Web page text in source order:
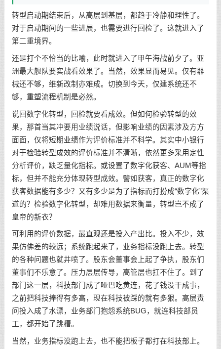
转型启动期结束后，从高层到基层，都趋于冷静和理性了。
对于启动期间的一些进展，也需要进行回检了。这就进入了
第二重境界。
还是打个不恰当的比喻，此时就进入了甲午海战前夕了。亚
洲最大舰队要实战看效果了。当然，效果显而易见。仅有器
械还不够，维新改制亦难成。切换到今天，仅建系统还不
够，重塑流程机制是必然。
说回数字化转型，回检就要看成效。但如何检验转型的效
果，那首当其冲要用业绩说话，但影响业绩的因素涉及方方
面面，仅将短期业绩作为评价标准并不科学。其实中小银行
对于检验转型成效的评价标准并不清晰，依然更多采用定性
分析评价，缺乏量化指标。或设置了数字化获客、AUM等指
标，但并不能充分体现转型成效。譬如获客，真正的数字化
获客数据能有多少？又有多少是为了指标而打扮成“数字化”渠
道的？检验数字化转型，却难用数据来衡量，转型岂不成了
皇帝的新衣？
可利用的评价数据，最直观还是投入产出比。投入不少，效
果仿佛差的较远；系统跑起来了，业务指标没跑上去。转型
的各种问题也就井喷了。股东会董事会上起了争执，股东们
董事们不乐意了。压力层层传导，高管层也扛不住了。到了
部门这一层，科技部门成了哑巴吃黄连，花了钱没干成事，
之前把科技捧得有多高，现在科技被踩的就有多狠。高层责
问投入成了水漂，业务部门抱怨系统BUG，就连科技部员
工，都开始了跳槽。
当然，业务指标没跑上去，也不能把板子都打在科技部上。